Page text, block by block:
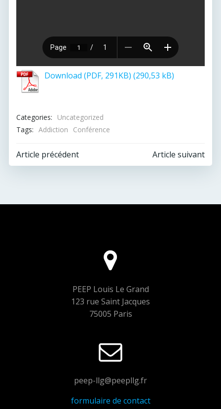
Download (PDF, 291KB)
Categories:
Uncategorized
Tags: Addiction Conférence
Post
Article précédent
Post Article suivant
PEEP Louis Le Grand
123 rue Saint Jacques
75005 Paris
peep-llg@peepllg.fr
formulaire de contact